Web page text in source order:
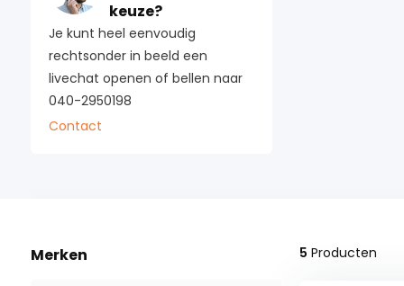
keuze?
Je kunt heel eenvoudig
rechtsonder in beeld een
livechat openen of bellen naar
040-2950198
Contact
Merken 5 Producten